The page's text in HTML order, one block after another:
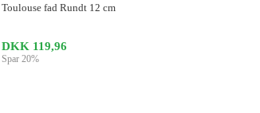
Toulouse fad Rundt 12 cm
DKK 119,96
Spar 20%